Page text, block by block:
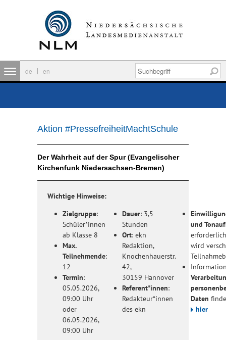
de en
Aktion #PressefreiheitMachtSchule
Der Wahrheit auf der Spur (Evangelischer
Kirchenfunk Niedersachsen-Bremen)
Wichtige Hinweise:
Zielgruppe:
Schüler*innen
ab Klasse 8
Max.
Teilnehmende:
12
Termin:
05.05.2026,
09:00 Uhr
oder
06.05.2026,
09:00 Uhr
Dauer: 3,5
Stunden
Ort: ekn
Redaktion,
Knochenhauerstr.
42,
30159 Hannover
Referent*innen:
Redakteur*innen
des ekn
und
wird
Daten
hier